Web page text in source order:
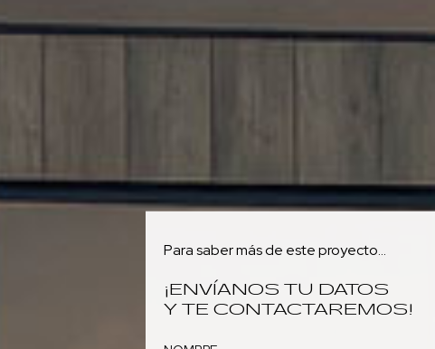
Para saber más de este proyecto...
¡ENVÍANOS TU DATOS
Y TE CONTACTAREMOS!